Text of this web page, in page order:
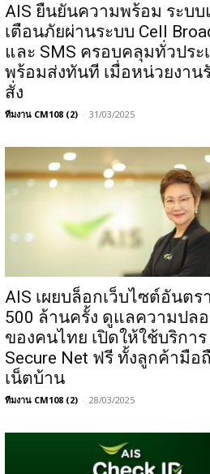
AIS ยืนยันความพร้อม ระบบ
เตือนภัยผ่านระบบ Cell
และ SMS ครอบคลุมทั่วประ
พร้อมส่งทันที เมื่อหน่วยงาน
สั่ง
ทีมงาน CM108 (2) - 31/03/2025
AIS เผยบล็อกเว็บไซต์อันตร
500 ล้านครั้ง ดูแลความปล
ของคนไทย เปิดให้ใช้บริการ
Secure Net ฟรี ทั้งลูกค้ามือ
เน็ตบ้าน
ทีมงาน CM108 (2) - 28/03/2025